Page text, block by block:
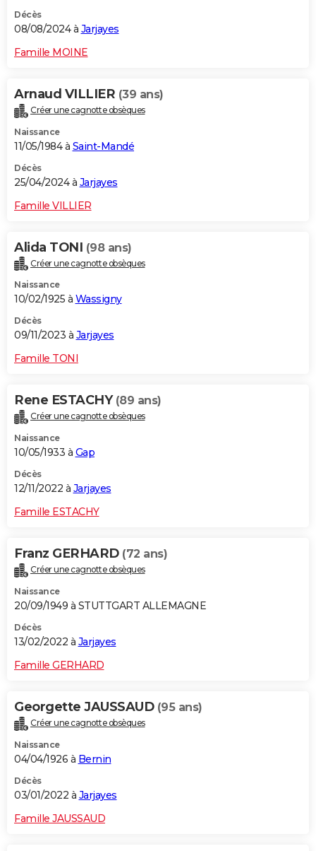
Décès
08/08/2024 à Jarjayes
Famille MOINE
Arnaud VILLIER (39 ans)
Créer une cagnotte obsèques
Naissance
11/05/1984 à Saint-Mandé
Décès
25/04/2024 à Jarjayes
Famille VILLIER
Alida TONI (98 ans)
Créer une cagnotte obsèques
Naissance
10/02/1925 à Wassigny
Décès
09/11/2023 à Jarjayes
Famille TONI
Rene ESTACHY (89 ans)
Créer une cagnotte obsèques
Naissance
10/05/1933 à Gap
Décès
12/11/2022 à Jarjayes
Famille ESTACHY
Franz GERHARD (72 ans)
Créer une cagnotte obsèques
Naissance
20/09/1949 à STUTTGART ALLEMAGNE
Décès
13/02/2022 à Jarjayes
Famille GERHARD
Georgette JAUSSAUD (95 ans)
Créer une cagnotte obsèques
Naissance
04/04/1926 à Bernin
Décès
03/01/2022 à Jarjayes
Famille JAUSSAUD